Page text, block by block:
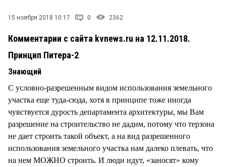
15 ноября 2018 10:17 0 2362
Комментарии с сайта kvnews.ru на 12.11.2018.
Принцип Питера-2
Знающий
С условно-разрешенным видом использования земельного
участка еще туда-сюда, хотя в принципе тоже иногда
чувствуется дурость департамента архитектуры, мы Вам
разрешение на строительство не дадим, потому что терзона
не дает строить такой объект, а на вид разрешенного
использования земельного участка нам далеко плевать, что
на нем МОЖНО строить. И люди идут, «заносят» кому